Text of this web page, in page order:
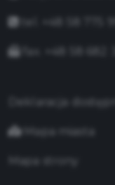
Deklaracja
Mapa miasta
Mapa strony